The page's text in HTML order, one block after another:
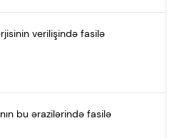
verilişində fasilə
bu ərazilərində fasilə